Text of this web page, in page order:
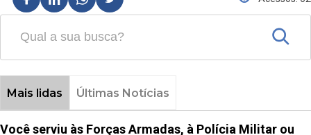
Mais lidas Últimas Notícias
Você serviu às Forças Armadas, à Polícia Militar ou